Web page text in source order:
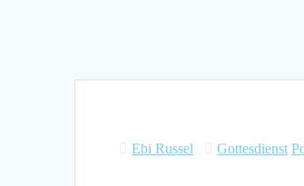
Ebi Russel Gottesdienst